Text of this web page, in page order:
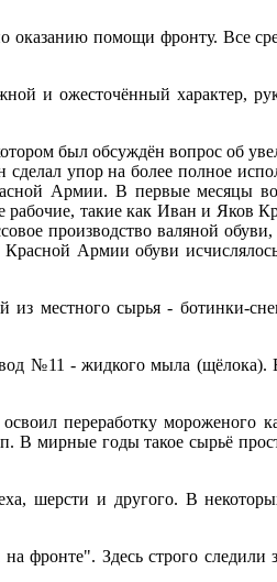
оказанию помощи фронту. Все
и ожесточённый характер,
был обсуждён вопрос об
упор на более полное
Армии. В первые месяцы
рабочие, такие как Иван и
производство валяной
Армии обуви
из местного сырья - ботинки-
№11 - жидкого мыла
переработку
мирные годы такое сырьё
шерсти и другого. В
фронте". Здесь строго